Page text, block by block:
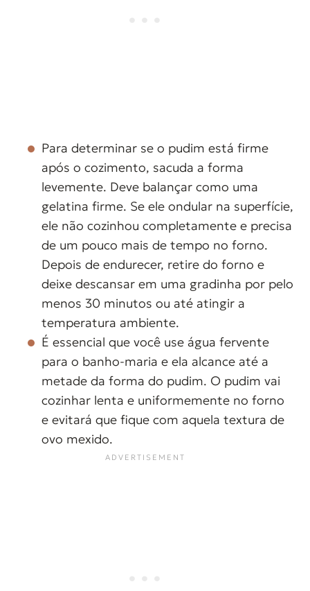
Para determinar se o pudim está firme
após o cozimento, sacuda a forma
levemente. Deve balançar como uma
gelatina firme. Se ele ondular na superfície,
ele não cozinhou completamente e precisa
de um pouco mais de tempo no forno.
Depois de endurecer, retire do forno e
deixe descansar em uma gradinha por pelo
menos 30 minutos ou até atingir a
temperatura ambiente.
É essencial que você use água fervente
para o banho-maria e ela alcance até a
metade da forma do pudim. O pudim vai
cozinhar lenta e uniformemente no forno
e evitará que fique com aquela textura de
ovo mexido.